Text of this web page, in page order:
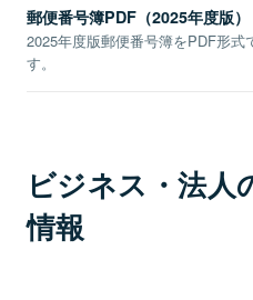
郵便番号簿PDF（2025年度版）
2025年度版郵便番号簿をPDF形式
す。
ビジネス・法人
情報